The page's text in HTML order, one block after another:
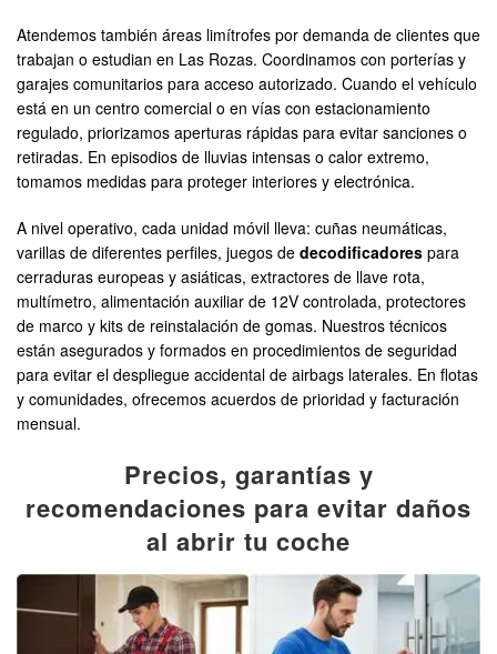
Atendemos también áreas limítrofes por demanda de clientes que
trabajan o estudian en Las Rozas. Coordinamos con porterías y
garajes comunitarios para acceso autorizado. Cuando el vehículo
está en un centro comercial o en vías con estacionamiento
regulado, priorizamos aperturas rápidas para evitar sanciones o
retiradas. En episodios de lluvias intensas o calor extremo,
tomamos medidas para proteger interiores y electrónica.
A nivel operativo, cada unidad móvil lleva: cuñas neumáticas,
varillas de diferentes perfiles, juegos de decodificadores para
cerraduras europeas y asiáticas, extractores de llave rota,
multímetro, alimentación auxiliar de 12V controlada, protectores
de marco y kits de reinstalación de gomas. Nuestros técnicos
están asegurados y formados en procedimientos de seguridad
para evitar el despliegue accidental de airbags laterales. En flotas
y comunidades, ofrecemos acuerdos de prioridad y facturación
mensual.
Precios, garantías y
recomendaciones para evitar daños
al abrir tu coche